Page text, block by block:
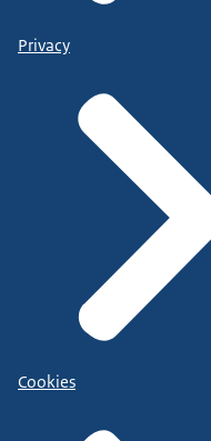
Privacy
Cookies